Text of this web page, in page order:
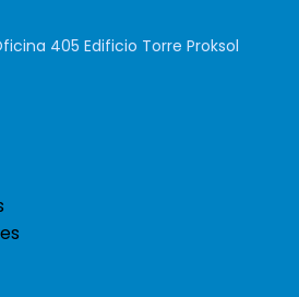
405 Edificio Torre Proksol